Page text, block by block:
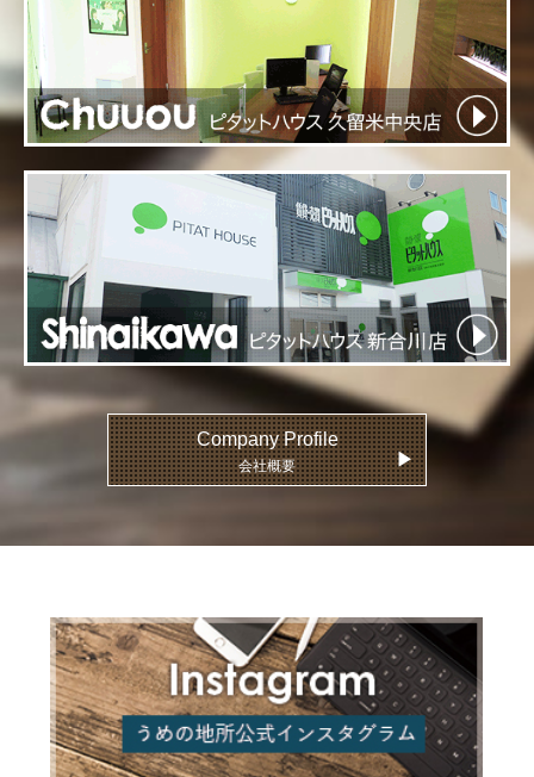
Company Profile
会社概要 ▶